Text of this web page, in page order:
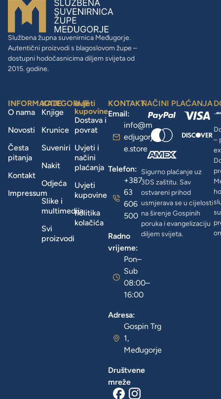
Službena župna suvenirnica Međugorje.
Autentični proizvodi s blagoslovom župe –
dostupni hodočasnicima diljem svijeta od
2015. godine.
INFORMACIJE
O nama
Novosti
Česta
pitanja
Kontakt
Impressum
KATEGORIJE
Knjige
Krunice
Suveniri
Nakit
Odjeća
Slike i
multimedija
Svi
proizvodi
uvjeti
kupovine
Dostava i
povrat
Uvjeti i
načini
plaćanja
Uvjeti
kupovine
Politika
kolačića
KONTAKT
Email:
info@m
edjugorj
e.store
Telefon:
+387
63
606
500
Radno
vrijeme:
Pon–
Sub
08:00–
16:00
Adresa:
Gospin Trg
1,
Međugorje
Društvene
mreže
NAČINI PLAĆANJA
Sigurno plaćanje uz
3DS zaštitu. Sav
ostvareni prihod
usmjerava se u cijelosti
na širenje Gospinih
poruka i evangelizaciju
diljem svijeta.
–